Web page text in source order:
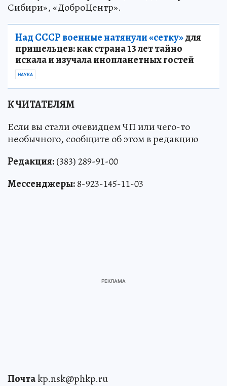
Сибири», «ДоброЦентр».
Над СССР военные натянули «сетку»для
пришельцев: как страна 13 лет тайно
искала и изучала инопланетных гостей
НАУКА
К ЧИТАТЕЛЯМ
Если вы стали очевидцем ЧП или чего-то
необычного, сообщите об этом в редакцию
Редакция:(383) 289-91-00
Мессенджеры:8-923-145-11-03
Почтаkp.nsk@phkp.ru